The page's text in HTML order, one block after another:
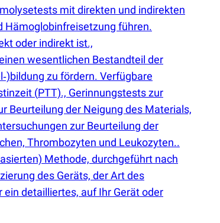
mit direkten und indirekten
Hämoglobinfreisetzung führen.
oder indirekt ist.,
wesentlichen Bestandteil der
zu fördern. Verfügbare
(PTT)., Gerinnungstests zur
Beurteilung der Neigung des Materials,
zur Beurteilung der
Thrombozyten und Leukozyten..
Methode, durchgeführt nach
des Geräts, der Art des
detailliertes, auf Ihr Gerät oder